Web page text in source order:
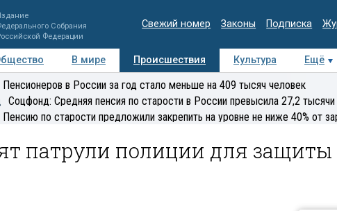
Собрания
Федерации
Свежий номер Законы Подписка
В мире Происшествия Культура Ещё
Регионы Медиацентр Интервью Колумнисты
Пенсионеров в России за год стало меньше на 409 тысяч человек
Соцфонд: Средняя пенсия по старости в России превысила 27,2 тысячи
Пенсию по старости предложили закрепить на уровне не ниже 40% от
патрули полиции для защиты